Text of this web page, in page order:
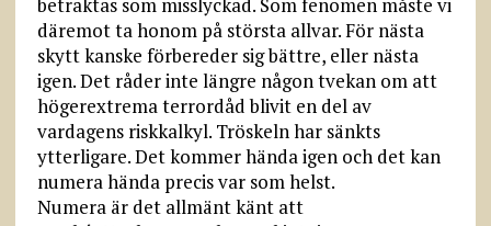
däremot ta honom på största allvar. För nästa
skytt kanske förbereder sig bättre, eller nästa
igen. Det råder inte längre någon tvekan om att
högerextrema terrordåd blivit en del av
vardagens riskkalkyl. Tröskeln har sänkts
ytterligare. Det kommer hända igen och det kan
numera hända precis var som helst.
Numera är det allmänt känt att